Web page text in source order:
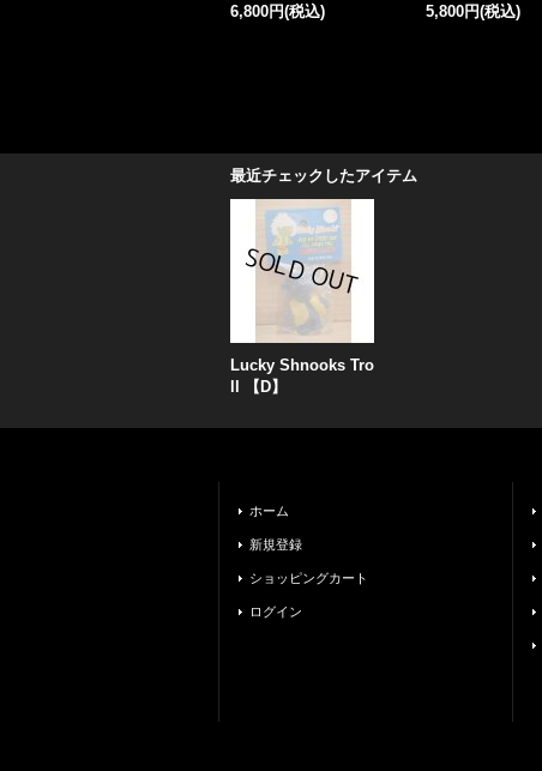
6,800円(税込)
5,800円(税込)
最近チェックしたアイテム
Lucky Shnooks Tro
ll 【D】
ホーム
新規登録
ショッピングカート
ログイン